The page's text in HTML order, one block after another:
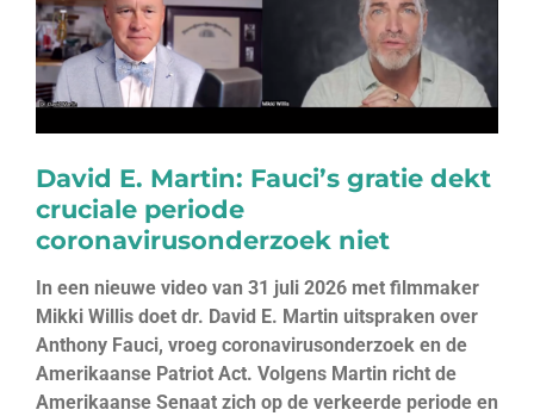
k
David E. Martin: Fauci’s gratie dekt
cruciale periode
coronavirusonderzoek niet
In een nieuwe video van 31 juli 2026 met filmmaker
Mikki Willis doet dr. David E. Martin uitspraken over
Anthony Fauci, vroeg coronavirusonderzoek en de
Amerikaanse Patriot Act. Volgens Martin richt de
Amerikaanse Senaat zich op de verkeerde periode en